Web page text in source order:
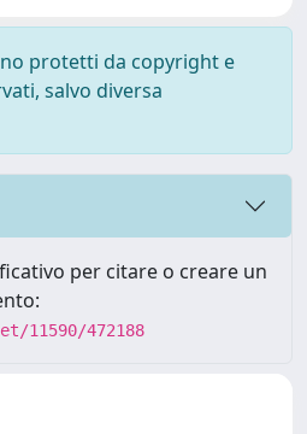
protetti da copyright e
salvo diversa
per citare o creare un
11590/472188